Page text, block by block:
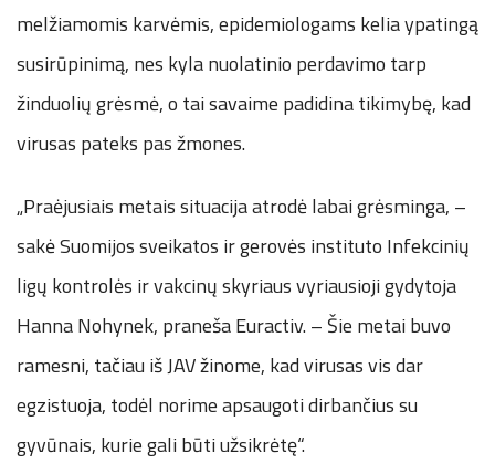
melžiamomis karvėmis, epidemiologams kelia ypatingą
susirūpinimą, nes kyla nuolatinio perdavimo tarp
žinduolių grėsmė, o tai savaime padidina tikimybę, kad
virusas pateks pas žmones.
„Praėjusiais metais situacija atrodė labai grėsminga, –
sakė Suomijos sveikatos ir gerovės instituto Infekcinių
ligų kontrolės ir vakcinų skyriaus vyriausioji gydytoja
Hanna Nohynek, praneša Euractiv. – Šie metai buvo
ramesni, tačiau iš JAV žinome, kad virusas vis dar
egzistuoja, todėl norime apsaugoti dirbančius su
gyvūnais, kurie gali būti užsikrėtę“.